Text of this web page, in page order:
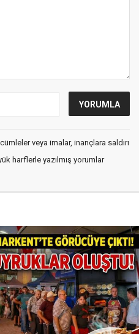
veya imalar, inançlara saldırı
harflerle yazılmış yorumlar